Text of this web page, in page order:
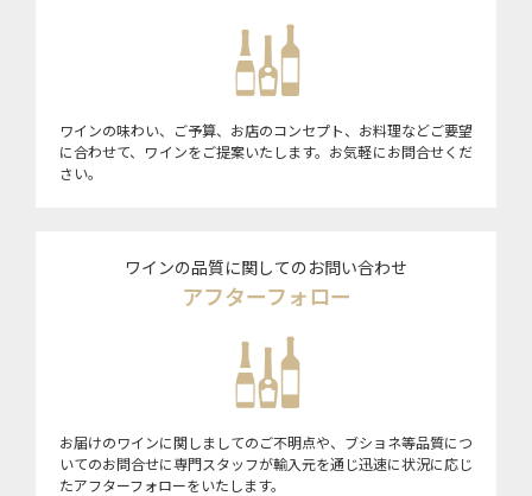
ワインの味わい、ご予算、お店のコンセプト、お料理などご要望
に合わせて、ワインをご提案いたします。お気軽にお問合せくだ
さい。
ワインの品質に関してのお問い合わせ
アフターフォロー
お届けのワインに関しましてのご不明点や、ブショネ等品質につ
いてのお問合せに専門スタッフが輸入元を通じ迅速に状況に応じ
たアフターフォローをいたします。